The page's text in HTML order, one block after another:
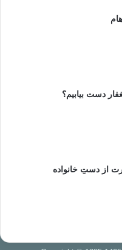
دست بیابیم؟
از دستِ خانواده